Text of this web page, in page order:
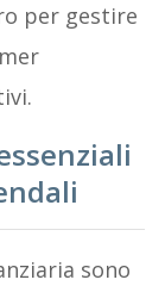
per gestire
sono